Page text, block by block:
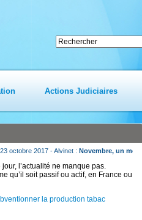
Actions Judiciaires
l’actualité ne manque pas.
qu’il soit passif ou actif, en France ou
la production tabac